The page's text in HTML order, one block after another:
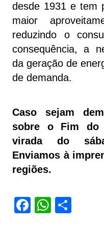
desde 1931 e tem
maior
reduzindo o
consequência, a
da geração de
de demanda.
Caso sejam
sobre o Fim do
virada do
Enviamos à
regiões.
F W S